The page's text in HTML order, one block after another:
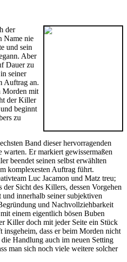
der
Name nie
und sein
Aber
Dauer zu
seiner
Auftrag an.
Morden mit
der Killer
beginnt
zu
Band dieser hervorragenden
Er markiert gewissermaßen
beendet seinen selbst erwählten
komplexesten Auftrag führt.
Luc Jacamon und Matz treu;
Sicht des Killers, dessen Vorgehen
und innerhalb seiner subjektiven
und Nachvollziehbarkeit
einem eigentlich bösen Buben
Killer doch mit jeder Seite ein Stück
dass er beim Morden nicht
Handlung auch im neuen Setting
man sich noch viele weitere solcher